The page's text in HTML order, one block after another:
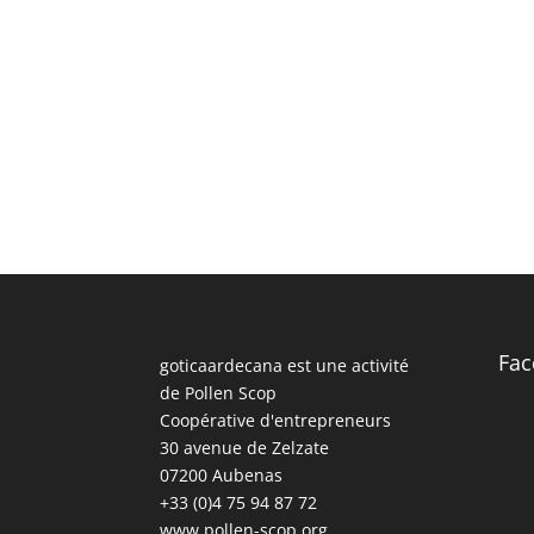
goticaardecana est une activité
de Pollen Scop
Coopérative d'entrepreneurs
30 avenue de Zelzate
07200 Aubenas
+33 (0)4 75 94 87 72
www.pollen-scop.org